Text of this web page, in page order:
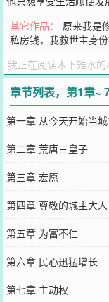
我不走了。霸气女帝
个国家来换。无敌女
第一剑客：这柄剑就
杀手：请问这里需要
下第一》，《咸鱼城
……
您要是觉得《
城主大人
博微信里的朋友推荐哦
其它作品： 原来我是
私房钱，我救世主身
章节列表，第1章~
第一章 从今天开始当
第二章 荒唐三皇子
第三章 宏愿
第四章 尊敬的城主大人
第五章 为富不仁
第六章 民心迅猛增长
第七章 主动权